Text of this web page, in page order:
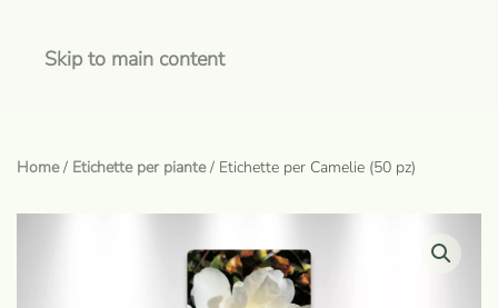
Skip to main content
Home/ Etichette per piante/ Etichette per Camelie (50 pz)